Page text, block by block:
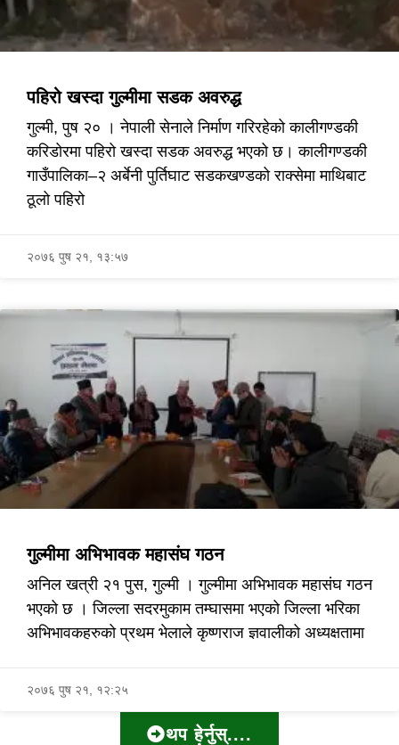
पहिरो खस्दा गुल्मीमा सडक अवरुद्ध
गुल्मी, पुष २० । नेपाली सेनाले निर्माण गरिरहेको कालीगण्डकी
करिडोरमा पहिरो खस्दा सडक अवरुद्ध भएको छ। कालीगण्डकी
गाउँपालिका–२ अर्बेनी पुर्तिघाट सडकखण्डको राक्सेमा माथिबाट
ठूलो पहिरो
२०७६ पुष २१, १३:५७
गुल्मीमा अभिभावक महासंघ गठन
अनिल खत्री २१ पुस, गुल्मी । गुल्मीमा अभिभावक महासंघ गठन
भएको छ । जिल्ला सदरमुकाम तम्घासमा भएको जिल्ला भरिका
अभिभावकहरुको प्रथम भेलाले कृष्णराज ज्ञवालीको अध्यक्षतामा
२०७६ पुष २१, १२:२५
थप हेर्नुस्....